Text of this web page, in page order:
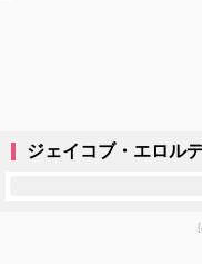
ジェイコブ・エロル